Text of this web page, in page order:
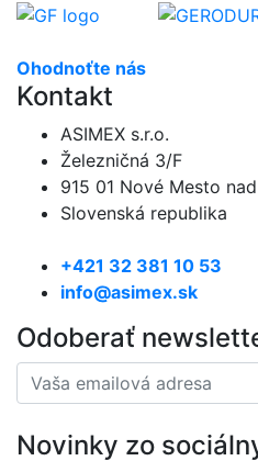
Ohodnoťte nás
Kontakt
ASIMEX s.r.o.
Železničná 3/F
915 01 Nové Mesto
Slovenská republika
+421 32 381 10 53
info@asimex.sk
Odoberať
Novinky zo